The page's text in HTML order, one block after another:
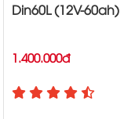
Din60L (12V-60ah)
1.400.000đ